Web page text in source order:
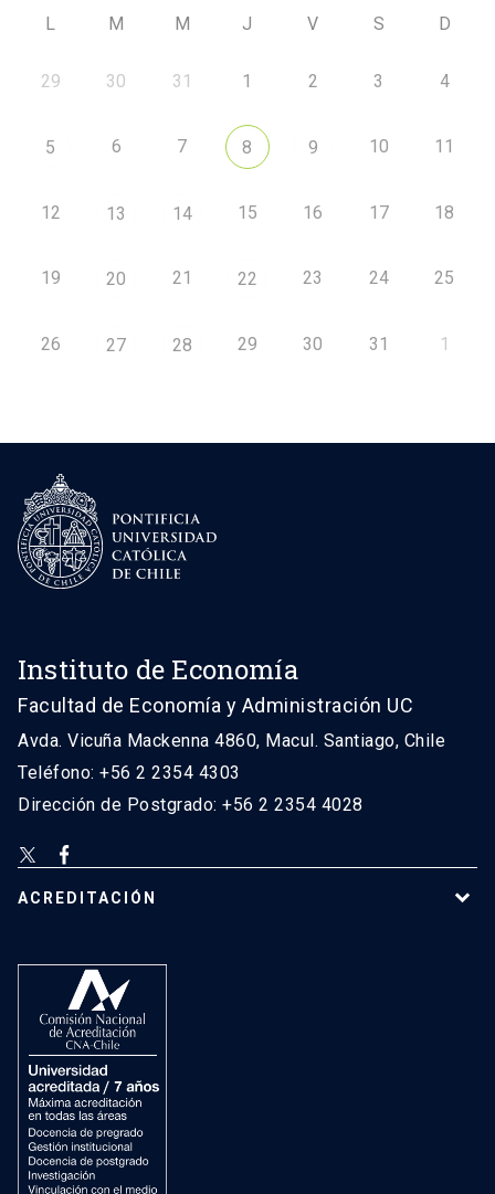
L M M J V S D
29 30 31 1 2 3 4
5 6 7 8 9 10 11
12 13 14 15 16 17 18
19 20 21 22 23 24 25
26 27 28 29 30 31 1
Instituto de Economía
Facultad de Economía y Administración UC
Avda. Vicuña Mackenna 4860, Macul. Santiago, Chile
Teléfono: +56 2 2354 4303
Dirección de Postgrado: +56 2 2354 4028
ACREDITACIÓN